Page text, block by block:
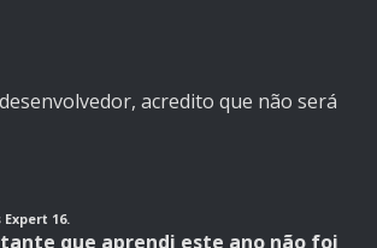
acredito que não será
Expert 16.
que aprendi este ano não foi